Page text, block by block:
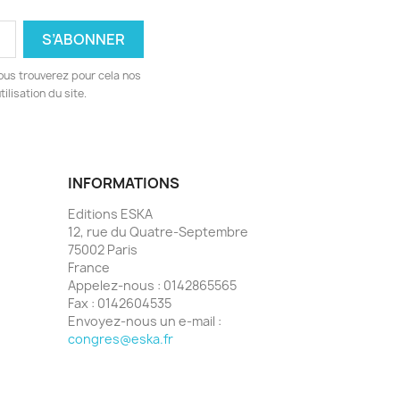
trouverez pour cela nos
du site.
INFORMATIONS
Editions ESKA
12, rue du Quatre-Septembre
75002 Paris
France
Appelez-nous : 0142865565
Fax : 0142604535
Envoyez-nous un e-mail :
congres@eska.fr